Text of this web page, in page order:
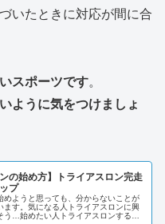
いたときに対応が間に合
スポーツです。
ように気をつけましょ
ンの始め方】トライアスロン完走
プ
めようと思っても、分からないことが
ます。気になる人トライアスロンに興
う…始めたい人トライアスロンするに